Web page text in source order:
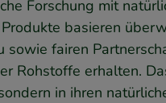
Forschung mit
basieren
sowie fairen
Rohstoffe erhalten.
in ihren